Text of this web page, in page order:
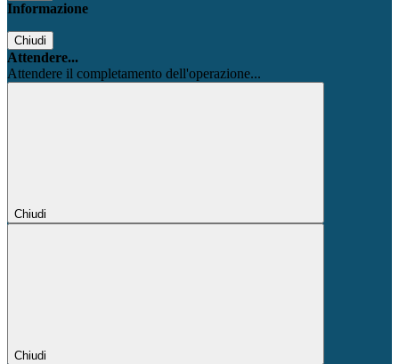
Informazione
Chiudi
Attendere...
Attendere il completamento dell'operazione...
Chiudi
Chiudi